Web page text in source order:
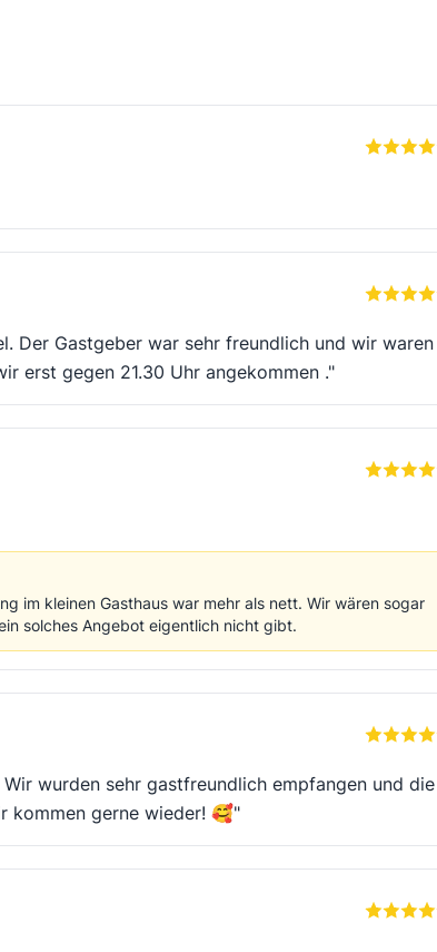
Der Gastgeber war sehr freundlich und wir waren
erst gegen 21.30 Uhr angekommen ."
im kleinen Gasthaus war mehr als nett. Wir wären sogar
solches Angebot eigentlich nicht gibt.
wurden sehr gastfreundlich empfangen und die
kommen gerne wieder! 🥰"